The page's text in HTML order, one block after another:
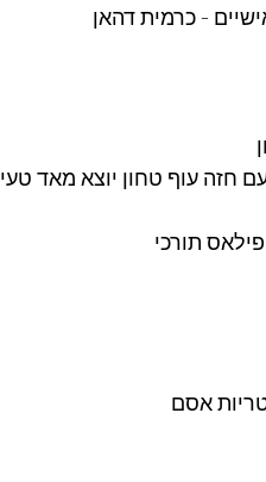
- כרמית דהאן
חזה עוף טחון יוצא מאד
תורכי
אסם